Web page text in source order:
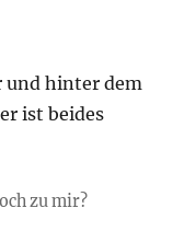
und hinter dem
ist beides
zu mir?